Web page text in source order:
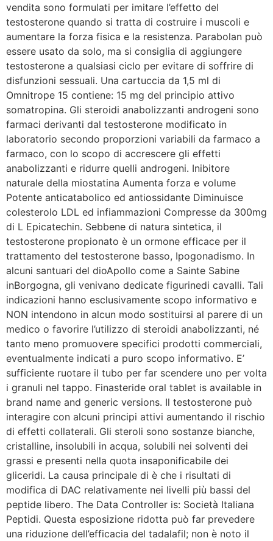
vendita sono formulati per imitare l’effetto del
testosterone quando si tratta di costruire i muscoli e
aumentare la forza fisica e la resistenza. Parabolan può
essere usato da solo, ma si consiglia di aggiungere
testosterone a qualsiasi ciclo per evitare di soffrire di
disfunzioni sessuali. Una cartuccia da 1,5 ml di
Omnitrope 15 contiene: 15 mg del principio attivo
somatropina. Gli steroidi anabolizzanti androgeni sono
farmaci derivanti dal testosterone modificato in
laboratorio secondo proporzioni variabili da farmaco a
farmaco, con lo scopo di accrescere gli effetti
anabolizzanti e ridurre quelli androgeni. Inibitore
naturale della miostatina Aumenta forza e volume
Potente anticatabolico ed antiossidante Diminuisce
colesterolo LDL ed infiammazioni Compresse da 300mg
di L Epicatechin. Sebbene di natura sintetica, il
testosterone propionato è un ormone efficace per il
trattamento del testosterone basso, Ipogonadismo. In
alcuni santuari del dioApollo come a Sainte Sabine
inBorgogna, gli venivano dedicate figurinedi cavalli. Tali
indicazioni hanno esclusivamente scopo informativo e
NON intendono in alcun modo sostituirsi al parere di un
medico o favorire l’utilizzo di steroidi anabolizzanti, né
tanto meno promuovere specifici prodotti commerciali,
eventualmente indicati a puro scopo informativo. E’
sufficiente ruotare il tubo per far scendere uno per volta
i granuli nel tappo. Finasteride oral tablet is available in
brand name and generic versions. Il testosterone può
interagire con alcuni principi attivi aumentando il rischio
di effetti collaterali. Gli steroli sono sostanze bianche,
cristalline, insolubili in acqua, solubili nei solventi dei
grassi e presenti nella quota insaponificabile dei
gliceridi. La causa principale di è che i risultati di
modifica di DAC relativamente nei livelli più bassi del
peptide libero. The Data Controller is: Società Italiana
Peptidi. Questa esposizione ridotta può far prevedere
una riduzione dell’efficacia del tadalafil; non è noto il